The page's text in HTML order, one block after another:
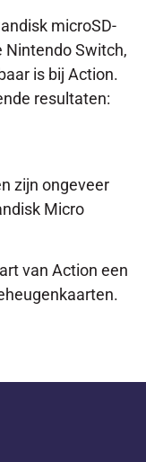
microSD-
Nintendo Switch,
is bij Action.
resultaten:
zijn ongeveer
Micro
van Action een